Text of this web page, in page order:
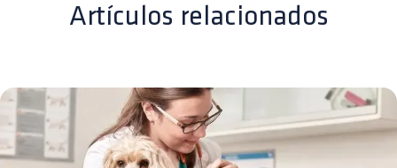
Artículos relacionados